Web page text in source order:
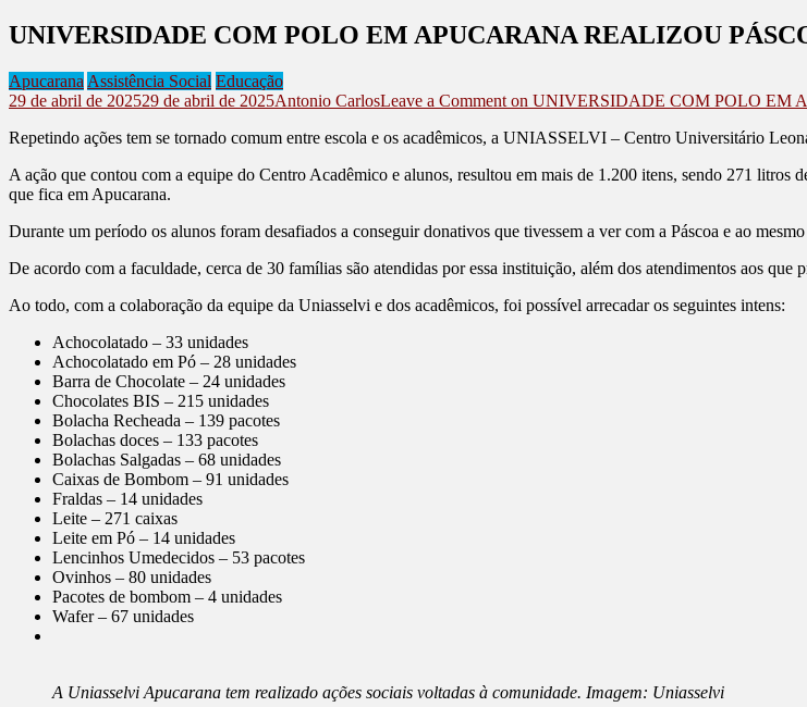
UNIVERSIDADE COM POLO EM APUCARANA REALIZOU
Apucarana Assistência Social Educação
29 de abril de 202529 de abril de 2025Antonio CarlosLeave a Comment on UNIVERSIDADE COM POLO EM
Repetindo ações tem se tornado comum entre escola e os acadêmicos, a UNIASSELVI – Centro Universitário
A ação que contou com a equipe do Centro Acadêmico e alunos, resultou em mais de 1.200 itens, sendo 271
que fica em Apucarana.
Durante um período os alunos foram desafiados a conseguir donativos que tivessem a ver com a Páscoa e ao
De acordo com a faculdade, cerca de 30 famílias são atendidas por essa instituição, além dos atendimentos aos que
Ao todo, com a colaboração da equipe da Uniasselvi e dos acadêmicos, foi possível arrecadar os seguintes intens:
Achocolatado – 33 unidades
Achocolatado em Pó – 28 unidades
Barra de Chocolate – 24 unidades
Chocolates BIS – 215 unidades
Bolacha Recheada – 139 pacotes
Bolachas doces – 133 pacotes
Bolachas Salgadas – 68 unidades
Caixas de Bombom – 91 unidades
Fraldas – 14 unidades
Leite – 271 caixas
Leite em Pó – 14 unidades
Lencinhos Umedecidos – 53 pacotes
Ovinhos – 80 unidades
Pacotes de bombom – 4 unidades
Wafer – 67 unidades
A Uniasselvi Apucarana tem realizado ações sociais voltadas à comunidade. Imagem: Uniasselvi